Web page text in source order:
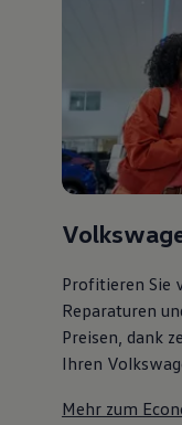
Profitieren Sie
Reparaturen
Preisen, dank
Ihren
Mehr zum